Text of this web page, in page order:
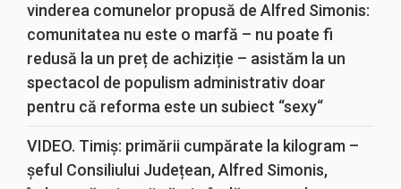
vinderea comunelor propusă de Alfred Simonis:
comunitatea nu este o marfă – nu poate fi
redusă la un preț de achiziție – asistăm la un
spectacol de populism administrativ doar
pentru că reforma este un subiect “sexy“
VIDEO. Timiș: primării cumpărate la kilogram –
șeful Consiliului Județean, Alfred Simonis,